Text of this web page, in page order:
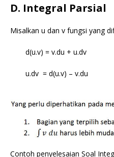
D. Integral Parsial
Misalkan u dan v fungsi yang
d(u.v) = v.du + u.dv
u.dv = d(u.v) – v.du
Contoh penyelesaian Soal